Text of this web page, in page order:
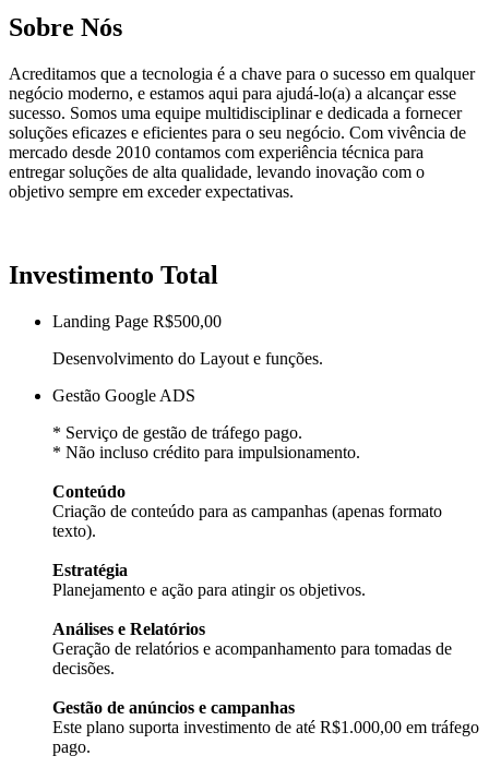
Sobre Nós
Acreditamos que a tecnologia é a chave para o sucesso em qualquer
negócio moderno, e estamos aqui para ajudá-lo(a) a alcançar esse
sucesso. Somos uma equipe multidisciplinar e dedicada a fornecer
soluções eficazes e eficientes para o seu negócio. Com vivência de
mercado desde 2010 contamos com experiência técnica para
entregar soluções de alta qualidade, levando inovação com o
objetivo sempre em exceder expectativas.
Investimento Total
Landing Page R$500,00
Desenvolvimento do Layout e funções.
Gestão Google ADS
* Serviço de gestão de tráfego pago.
* Não incluso crédito para impulsionamento.
Conteúdo
Criação de conteúdo para as campanhas (apenas formato
texto).
Estratégia
Planejamento e ação para atingir os objetivos.
Análises e Relatórios
Geração de relatórios e acompanhamento para tomadas de
decisões.
Gestão de anúncios e campanhas
Este plano suporta investimento de até R$1.000,00 em tráfego
pago.